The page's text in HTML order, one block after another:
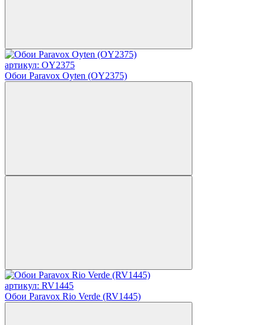
артикул: OY2375
Обои Paravox Oyten (OY2375)
артикул: RV1445
Обои Paravox Rio Verde (RV1445)